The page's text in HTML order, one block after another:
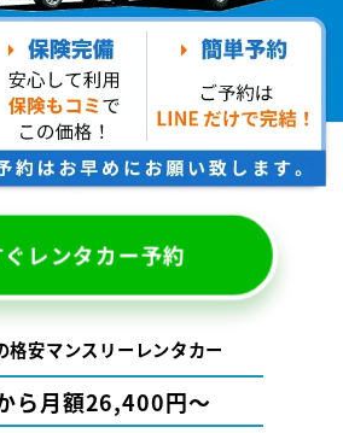
ぐレンタカー予約
格安マンスリーレンタカー
ら月額26,400円〜